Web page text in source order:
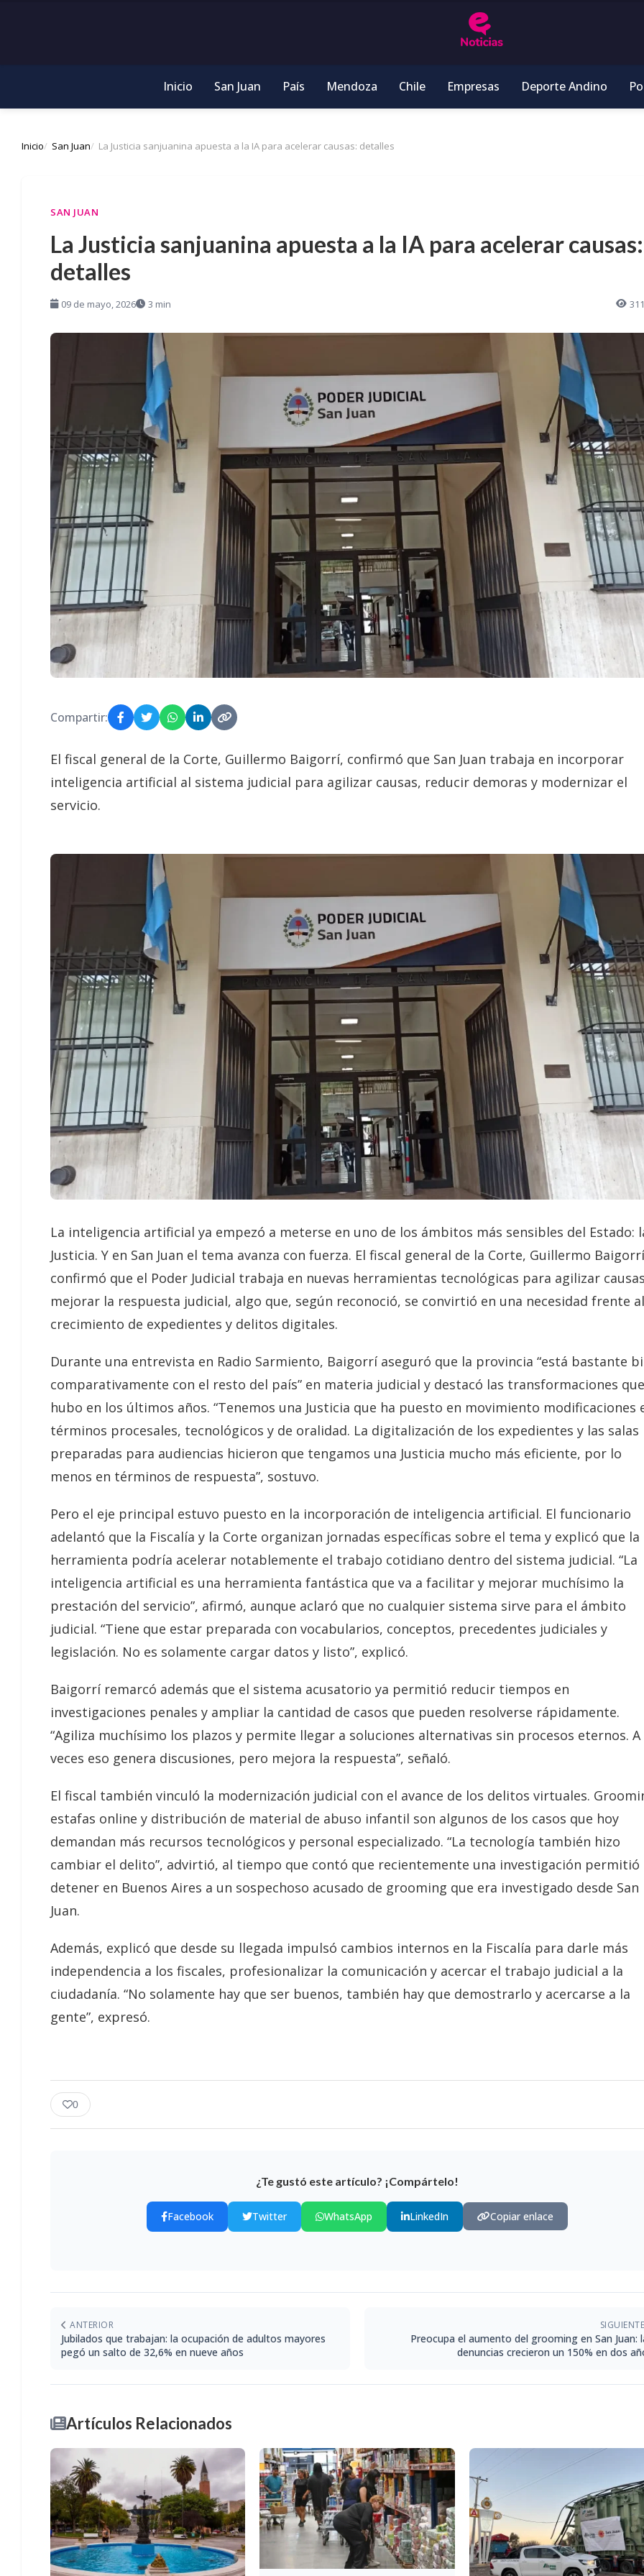
Inicio San Juan País Mendoza Chile Empresas Deporte Andino
Inicio San Juan La Justicia sanjuanina apuesta a la IA para acelerar causas: detalles
SAN JUAN
La Justicia sanjuanina apuesta a la IA para acelerar causas:
detalles
09 de mayo, 2026 3 min 311
Compartir:
El fiscal general de la Corte, Guillermo Baigorrí, confirmó que San Juan trabaja en incorporar
inteligencia artificial al sistema judicial para agilizar causas, reducir demoras y modernizar el
servicio.
La inteligencia artificial ya empezó a meterse en uno de los ámbitos más sensibles del Estado:
Justicia. Y en San Juan el tema avanza con fuerza. El fiscal general de la Corte, Guillermo
confirmó que el Poder Judicial trabaja en nuevas herramientas tecnológicas para agilizar
mejorar la respuesta judicial, algo que, según reconoció, se convirtió en una necesidad frente al
crecimiento de expedientes y delitos digitales.
Durante una entrevista en Radio Sarmiento, Baigorrí aseguró que la provincia “está bastante
comparativamente con el resto del país” en materia judicial y destacó las transformaciones que
hubo en los últimos años. “Tenemos una Justicia que ha puesto en movimiento modificaciones
términos procesales, tecnológicos y de oralidad. La digitalización de los expedientes y las salas
preparadas para audiencias hicieron que tengamos una Justicia mucho más eficiente, por lo
menos en términos de respuesta”, sostuvo.
Pero el eje principal estuvo puesto en la incorporación de inteligencia artificial. El funcionario
adelantó que la Fiscalía y la Corte organizan jornadas específicas sobre el tema y explicó que la
herramienta podría acelerar notablemente el trabajo cotidiano dentro del sistema judicial. “La
inteligencia artificial es una herramienta fantástica que va a facilitar y mejorar muchísimo la
prestación del servicio”, afirmó, aunque aclaró que no cualquier sistema sirve para el ámbito
judicial. “Tiene que estar preparada con vocabularios, conceptos, precedentes judiciales y
legislación. No es solamente cargar datos y listo”, explicó.
Baigorrí remarcó además que el sistema acusatorio ya permitió reducir tiempos en
investigaciones penales y ampliar la cantidad de casos que pueden resolverse rápidamente.
“Agiliza muchísimo los plazos y permite llegar a soluciones alternativas sin procesos eternos. A
veces eso genera discusiones, pero mejora la respuesta”, señaló.
El fiscal también vinculó la modernización judicial con el avance de los delitos virtuales.
estafas online y distribución de material de abuso infantil son algunos de los casos que hoy
demandan más recursos tecnológicos y personal especializado. “La tecnología también hizo
cambiar el delito”, advirtió, al tiempo que contó que recientemente una investigación permitió
detener en Buenos Aires a un sospechoso acusado de grooming que era investigado desde San
Juan.
Además, explicó que desde su llegada impulsó cambios internos en la Fiscalía para darle más
independencia a los fiscales, profesionalizar la comunicación y acercar el trabajo judicial a la
ciudadanía. “No solamente hay que ser buenos, también hay que demostrarlo y acercarse a la
gente”, expresó.
0
¿Te gustó este artículo? ¡Compártelo!
Facebook Twitter WhatsApp LinkedIn Copiar enlace
ANTERIOR
Jubilados que trabajan: la ocupación de adultos mayores
pegó un salto de 32,6% en nueve años
Preocupa el aumento del grooming en San Juan:
denuncias crecieron un 150% en dos
Artículos Relacionados